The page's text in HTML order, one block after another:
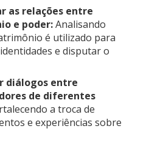
as relações entre
e poder:Analisando
é utilizado para
e disputar o
diálogos entre
de diferentes
a troca de
e experiências sobre